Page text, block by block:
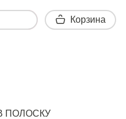
ПОЛОСКУ
Корзина
Корзина